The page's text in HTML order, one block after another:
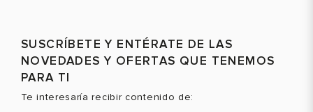
M
L
Color
VER PRODUCTO
M
L
Color
VER PRODUCTO
SUSCRÍBETE Y ENTÉRATE DE LAS
NOVEDADES Y OFERTAS QUE TENEMOS
PARA TI
Te interesaría recibir contenido de: